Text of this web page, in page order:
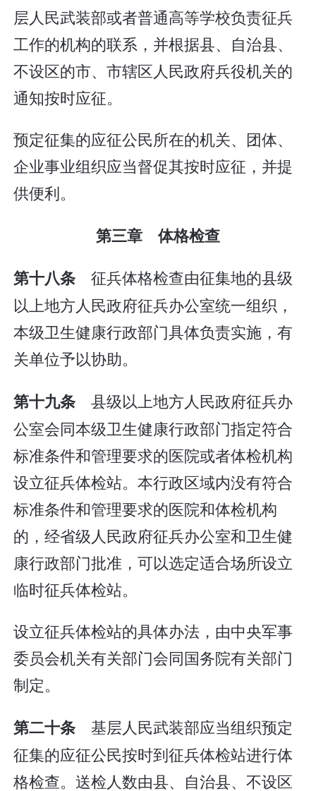
层人民武装部或者普通高等学校负责征兵
工作的机构的联系，并根据县、自治县、
不设区的市、市辖区人民政府兵役机关的
通知按时应征。
预定征集的应征公民所在的机关、团体、
企业事业组织应当督促其按时应征，并提
供便利。
第三章 体格检查
第十八条 征兵体格检查由征集地的县级
以上地方人民政府征兵办公室统一组织，
本级卫生健康行政部门具体负责实施，有
关单位予以协助。
第十九条 县级以上地方人民政府征兵办
公室会同本级卫生健康行政部门指定符合
标准条件和管理要求的医院或者体检机构
设立征兵体检站。本行政区域内没有符合
标准条件和管理要求的医院和体检机构
的，经省级人民政府征兵办公室和卫生健
康行政部门批准，可以选定适合场所设立
临时征兵体检站。
设立征兵体检站的具体办法，由中央军事
委员会机关有关部门会同国务院有关部门
制定。
第二十条 基层人民武装部应当组织预定
征集的应征公民按时到征兵体检站进行体
格检查。送检人数由县、自治县、不设区